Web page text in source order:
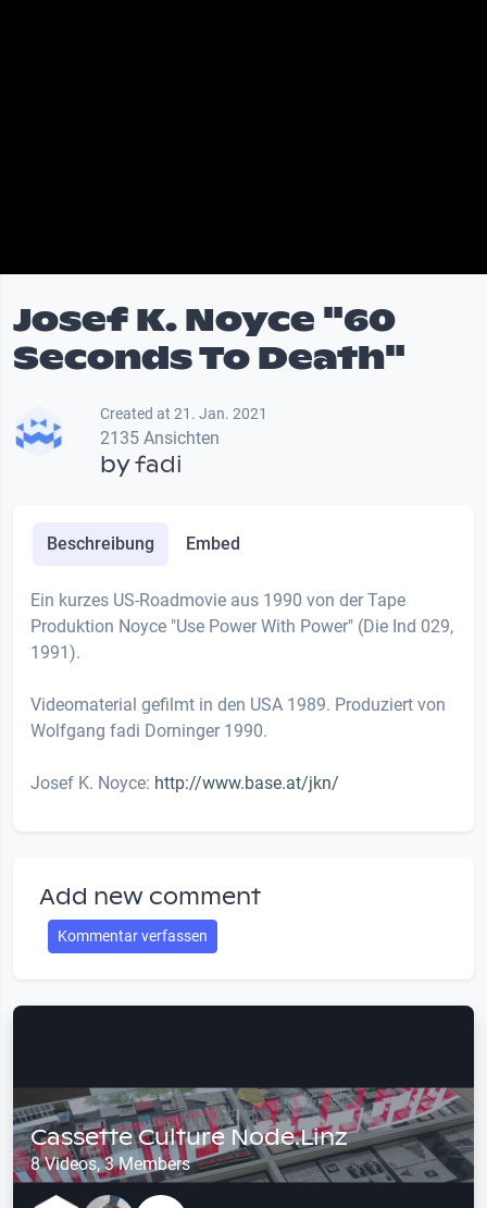
Josef K. Noyce "60
Seconds To Death"
Created at 21. Jan. 2021
2135 Ansichten
byfadi
Beschreibung Embed
Ein kurzes US-Roadmovie aus 1990 von der Tape
Produktion Noyce "Use Power With Power" (Die Ind 029,
1991).
Videomaterial gefilmt in den USA 1989. Produziert von
Wolfgang fadi Dorninger 1990.
Josef K. Noyce: http://www.base.at/jkn/
Add new comment
Kommentar verfassen
Cassette Culture Node.Linz
8 Videos, 3 Members